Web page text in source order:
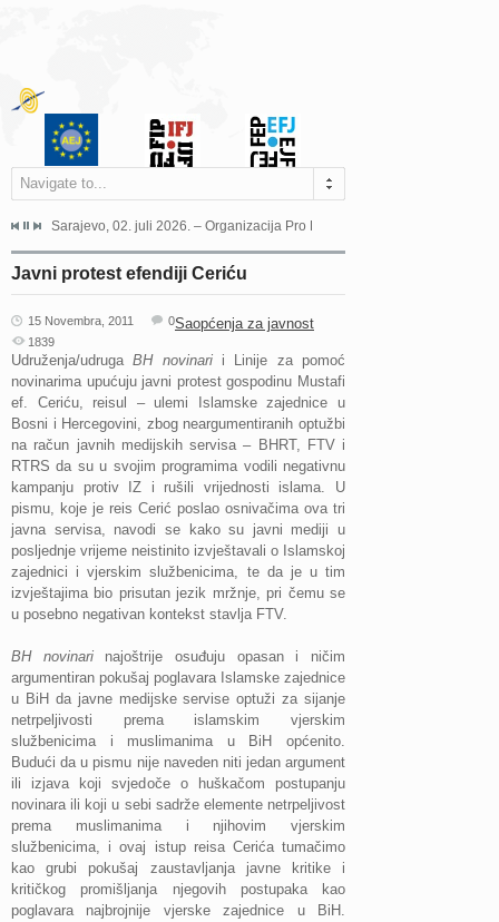
Navigate to...
Grada Sarajeva povodom Dana Sarajeva dugogodišnjoj...
Sarajevo, 02. juli 2026. – Organizacija Pro Educa juče je uspješno
Javni protest efendiji Ceriću
15 Novembra, 2011 Saopćenja za javnost
0
1839
Udruženja/udrugaBH novinarii Linije za pomoć
novinarima upućuju javni protest gospodinu Mustafi
ef. Ceriću, reisul – ulemi Islamske zajednice u
Bosni i Hercegovini, zbog neargumentiranih optužbi
na račun javnih medijskih servisa – BHRT, FTV i
RTRS da su u svojim programima vodili negativnu
kampanju protiv IZ i rušili vrijednosti islama. U
pismu, koje je reis Cerić poslao osnivačima ova tri
javna servisa, navodi se kako su javni mediji u
posljednje vrijeme neistinito izvještavali o Islamskoj
zajednici i vjerskim službenicima, te da je u tim
izvještajima bio prisutan jezik mržnje, pri čemu se
u posebno negativan kontekst stavlja FTV.
BH novinarinajoštrije osuđuju opasan i ničim
argumentiran pokušaj poglavara Islamske zajednice
u BiH da javne medijske servise optuži za sijanje
netrpeljivosti prema islamskim vjerskim
službenicima i muslimanima u BiH općenito.
Budući da u pismu nije naveden niti jedan argument
ili izjava koji svjedoče o huškačom postupanju
novinara ili koji u sebi sadrže elemente netrpeljivost
prema muslimanima i njihovim vjerskim
službenicima, i ovaj istup reisa Cerića tumačimo
kao grubi pokušaj zaustavljanja javne kritike i
kritičkog promišljanja njegovih postupaka kao
poglavara najbrojnije vjerske zajednice u BiH.